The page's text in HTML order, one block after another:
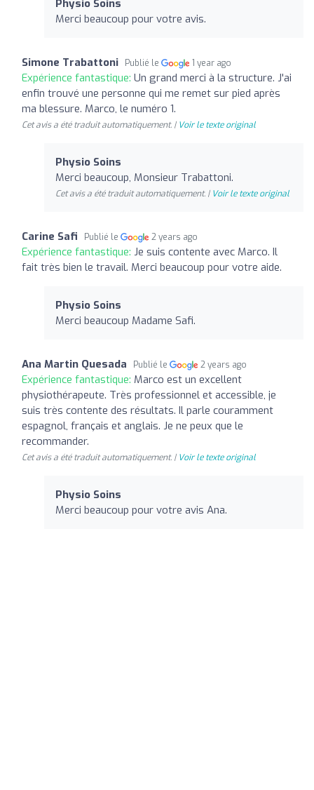
Physio Soins
Merci beaucoup pour votre avis.
Simone Trabattoni Publié le 1 year ago
Expérience fantastique: Un grand merci à la structure. J'ai
enfin trouvé une personne qui me remet sur pied après
ma blessure. Marco, le numéro 1.
Cet avis a été traduit automatiquement. | Voir le texte original
Physio Soins
Merci beaucoup, Monsieur Trabattoni.
Cet avis a été traduit automatiquement. | Voir le texte original
Carine Safi Publié le 2 years ago
Expérience fantastique: Je suis contente avec Marco. Il
fait très bien le travail. Merci beaucoup pour votre aide.
Physio Soins
Merci beaucoup Madame Safi.
Ana Martin Quesada Publié le 2 years ago
Expérience fantastique: Marco est un excellent
physiothérapeute. Très professionnel et accessible, je
suis très contente des résultats. Il parle couramment
espagnol, français et anglais. Je ne peux que le
recommander.
Cet avis a été traduit automatiquement. | Voir le texte original
Physio Soins
Merci beaucoup pour votre avis Ana.